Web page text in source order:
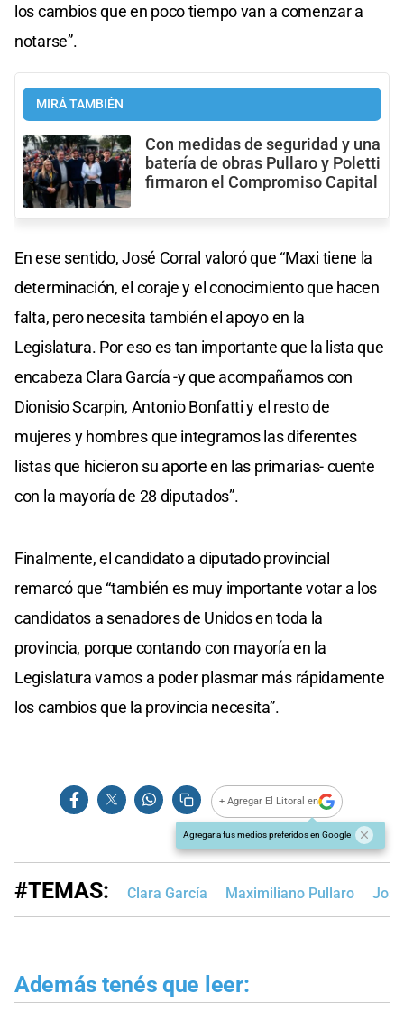
los cambios que en poco tiempo van a comenzar a
notarse”.
MIRÁ TAMBIÉN
Con medidas de seguridad y una
batería de obras Pullaro y Poletti
firmaron el Compromiso Capital
En ese sentido, José Corral valoró que “Maxi tiene la
determinación, el coraje y el conocimiento que hacen
falta, pero necesita también el apoyo en la
Legislatura. Por eso es tan importante que la lista que
encabeza Clara García -y que acompañamos con
Dionisio Scarpin, Antonio Bonfatti y el resto de
mujeres y hombres que integramos las diferentes
listas que hicieron su aporte en las primarias- cuente
con la mayoría de 28 diputados”.
Finalmente, el candidato a diputado provincial
remarcó que “también es muy importante votar a los
candidatos a senadores de Unidos en toda la
provincia, porque contando con mayoría en la
Legislatura vamos a poder plasmar más rápidamente
los cambios que la provincia necesita”.
+ Agregar El Litoral en
Agregar a tus medios preferidos en Google
#TEMAS: Clara García Maximiliano Pullaro
Además tenés que leer: